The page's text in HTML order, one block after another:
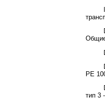
РЕ
тип 3